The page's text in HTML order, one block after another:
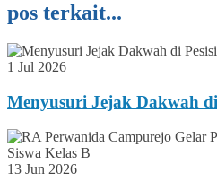
pos terkait...
1 Jul 2026
Menyusuri Jejak Dakwah
13 Jun 2026